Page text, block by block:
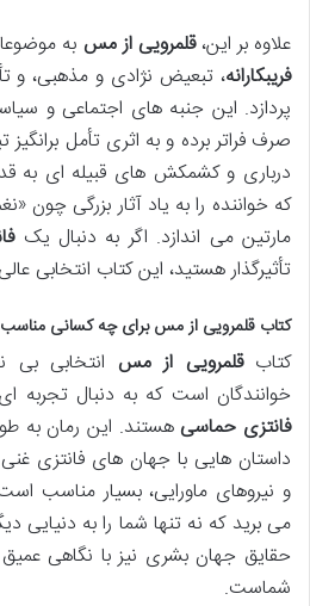
علاوه بر این،قلمرویی از مس به
فریبکارانه، تبعیض نژادی و مذهبی، و
پردازد. این جنبه های اجتماعی و
صرف فراتر برده و به اثری تأمل
درباری و کشمکش های قبیله ای به
که خواننده را به یاد آثار بزرگی چون
مارتین می اندازد. اگر به دنبال یک
تأثیرگذار هستید، این کتاب انتخابی
کتاب قلمرویی از مس برای چه کسانی
کتابقلمرویی از مس انتخابی
خوانندگان است که به دنبال تجربه
فانتزی حماسیهستند. این رمان به
داستان هایی با جهان های فانتزی
و نیروهای ماورایی، بسیار مناسب
می برید که نه تنها شما را به دنیایی
حقایق جهان بشری نیز با نگاهی عمیق
شماست.